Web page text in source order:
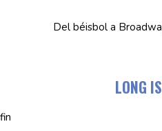
Del béisbol a
LONG